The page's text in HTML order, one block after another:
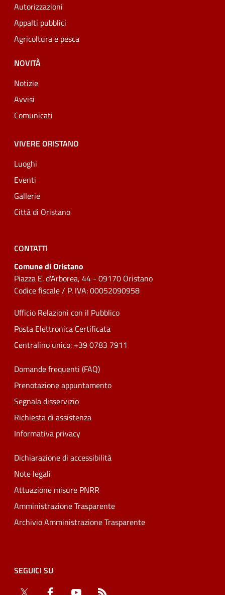
Autorizzazioni
Appalti pubblici
Agricoltura e pesca
NOVITÀ
Notizie
Avvisi
Comunicati
VIVERE ORISTANO
Luoghi
Eventi
Gallerie
Città di Oristano
CONTATTI
Comune di Oristano
Piazza E. d'Arborea, 44 - 09170 Oristano
Codice fiscale / P. IVA: 00052090958
Ufficio Relazioni con il Pubblico
Posta Elettronica Certificata
Centralino unico: +39 0783 7911
Domande frequenti (FAQ)
Prenotazione appuntamento
Segnala disservizio
Richiesta di assistenza
Informativa privacy
Dichiarazione di accessibilità
Note legali
Attuazione misure PNRR
Amministrazione Trasparente
Archivio Amministrazione Trasparente
SEGUICI SU
Twitter
Facebook YouTube